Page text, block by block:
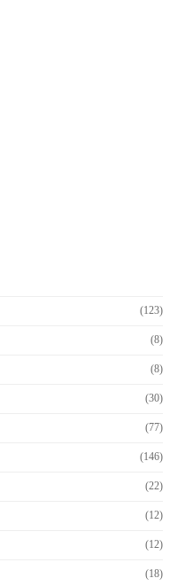
(123)
(8)
(8)
(30)
(77)
(146)
(22)
(12)
(12)
(18)